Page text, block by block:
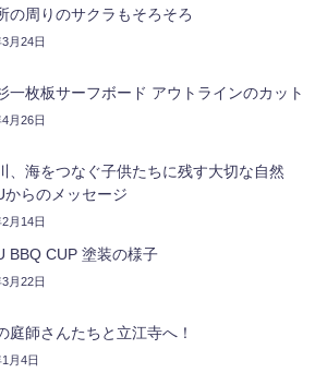
の周りのサクラもそろそろ
月24日
一枚板サーフボード アウトラインのカット
月26日
、海をつなぐ子供たちに残す大切な自然
からのメッセージ
月14日
BBQ CUP 塗装の様子
月22日
庭師さんたちと立江寺へ！
月4日